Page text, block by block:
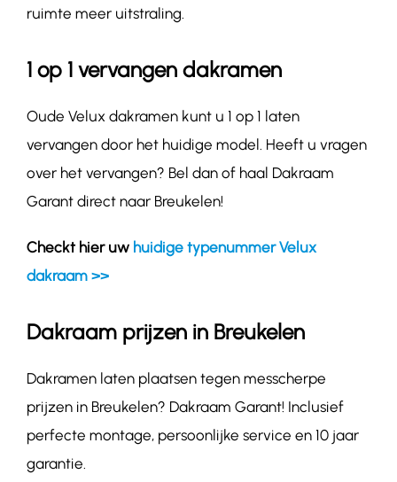
ruimte meer uitstraling.
1 op 1 vervangen dakramen
Oude Velux dakramen kunt u 1 op 1 laten
vervangen door het huidige model. Heeft u vragen
over het vervangen? Bel dan of haal Dakraam
Garant direct naar Breukelen!
Checkt hier uw huidige typenummer Velux
dakraam >>
Dakraam prijzen in Breukelen
Dakramen laten plaatsen tegen messcherpe
prijzen in Breukelen? Dakraam Garant! Inclusief
perfecte montage, persoonlijke service en 10 jaar
garantie.